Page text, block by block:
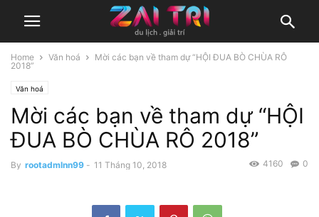
Home Văn hoá
Mời các bạn về tham dự “HỘI ĐUA BÒ CHÙA RÔ
2018”
Văn hoá
Mời các bạn về tham dự “HỘI
ĐUA BÒ CHÙA RÔ 2018”
By rootadmlnn99 - 11 Tháng 10, 2018 0
4160